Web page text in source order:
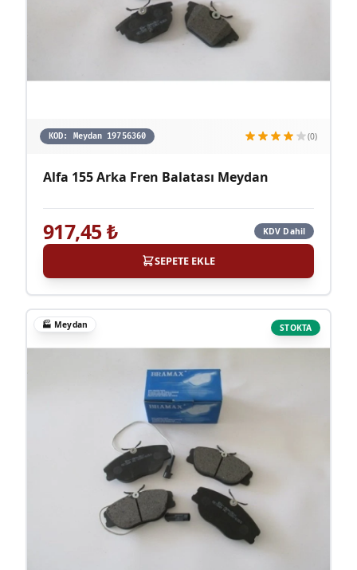
KOD: Meydan 19756360 (0)
Alfa 155 Arka Fren Balatası Meydan
917,45₺ KDV Dahil
SEPETE EKLE
STOKTA
🏭 Meydan